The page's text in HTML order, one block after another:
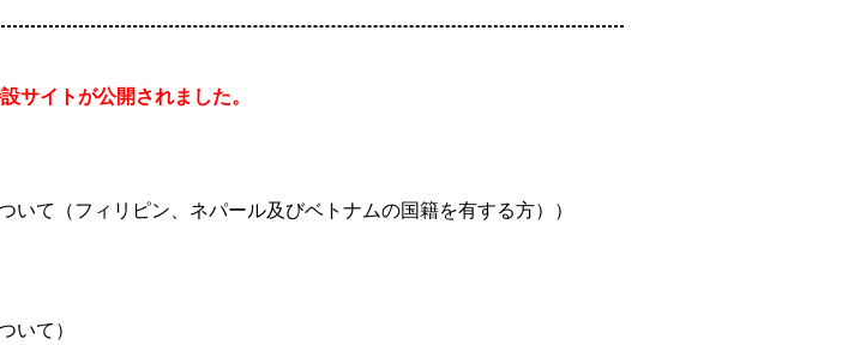
サイトが公開されました。
て（フィリピン、ネパール及びベトナムの国籍を有する方））
いて）